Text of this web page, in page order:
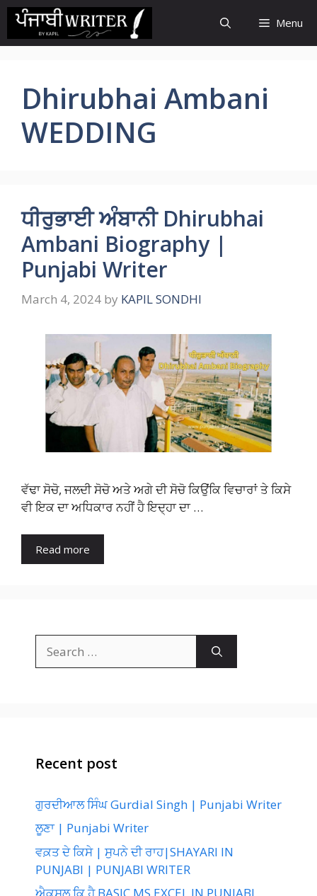
Skip
content
Menu
Dhirubhai Ambani
WEDDING
ਧੀਰੁਭਾਈ ਅੰਬਾਨੀ Dhirubhai
Ambani Biography |
Punjabi Writer
March 4, 2024 by KAPIL SONDHI
ਵੱਢਾ ਸੋਚੋ, ਜਲਦੀ ਸੋਚੋ ਅਤੇ ਅਗੇ ਦੀ ਸੋਚੋ ਕਿਉਂਕਿ ਵਿਚਾਰਾਂ ਤੇ ਕਿਸੇ
ਵੀ ਇਕ ਦਾ ਅਧਿਕਾਰ ਨਹੀਂ ਹੈ ਇਦ੍ਹਾ ਦਾ …
Read more
for:
Recent post
ਗੁਰਦੀਆਲ ਸਿੰਘ Gurdial Singh | Punjabi Writer
ਲੂਣਾ | Punjabi Writer
ਵਕ਼ਤ ਦੇ ਕਿਸੇ | ਸੁਪਨੇ ਦੀ ਰਾਹ|SHAYARI IN
PUNJABI | PUNJABI WRITER